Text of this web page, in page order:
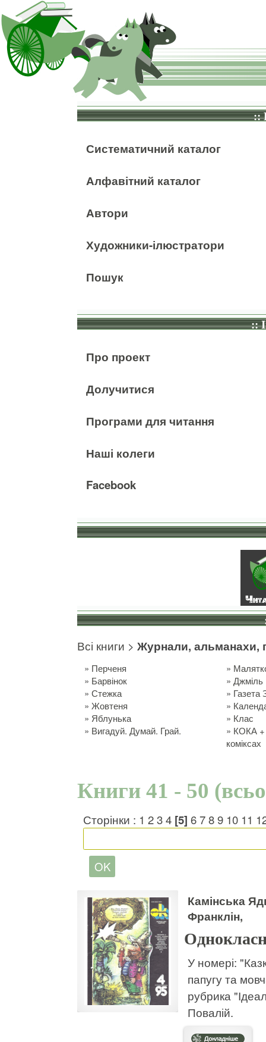
::
Систематичний каталог
Алфавітний каталог
Автори
Художники-ілюстратори
Пошук
::
Про проект
Долучитися
Програми для читання
Наші колеги
Facebook
Всі книги > Журнали, альманахи,
» Перченя »
» Барвінок »Джміль
»Стежка » Газета
»Жовтеня »
» Яблунька » Клас
» Вигадуй. Думай. Грай. » КОКА +
коміксах
Книги 41 - 50
Сторінки : 1 234 [5] 6789 10 11
Камінська
Франклін,
У номері:
папугу та
рубрика
Повалій.